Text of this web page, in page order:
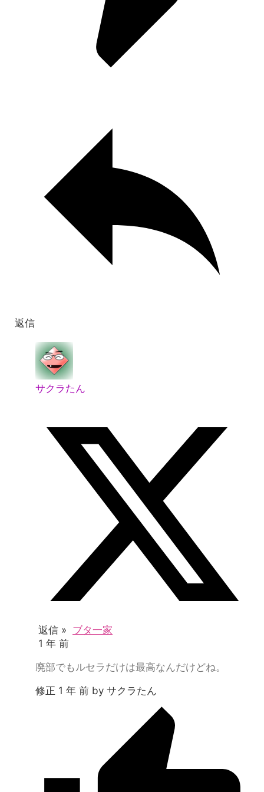
返信
サクラたん
返信 » ブタ一家
1 年 前
廃部でもルセラだけは最高なんだけどね。
修正 1 年 前 by サクラたん